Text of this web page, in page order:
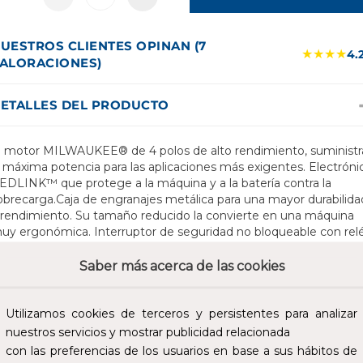
Saber más acerca de las cookies
Utilizamos cookies de terceros y persistentes para analizar
nuestros servicios y mostrar publicidad relacionada
con las preferencias de los usuarios en base a sus hábitos de
CLIENTES OPINAN (7
★★★★
DEL PRODUCTO
motor MILWAUKEE® de 4 polos de alto rendimiento,
máxima potencia para las aplicaciones más exigentes.
que protege a la máquina y a la batería contra la
de engranajes metálica para una mayor
Su tamaño reducido la convierte en una máquina
ergonómica. Interruptor de seguridad no bloqueable con
rápido sin llaves. Empuñadura lateral multiposición para un
la batería. Indicador del nivel de carga
baterías REDLITHIUM™, con una construcción robusta, son
de ofrecer un rendimiento constante gracias a su